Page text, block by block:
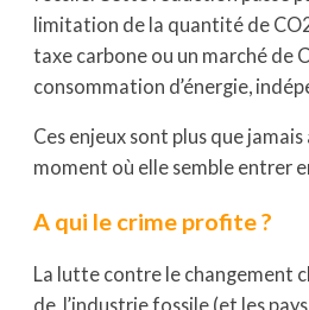
limitation de la quantité de
taxe carbone ou un marché de
consommation d’énergie,
Ces enjeux sont plus que
moment où elle semble entrer
A qui le crime profite ?
La lutte contre le changement
de l’industrie fossile (et les